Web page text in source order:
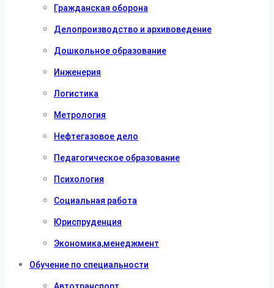
Гражданская оборона
Делопроизводство и архивоведение
Дошкольное образование
Инженерия
Логистика
Метрология
Нефтегазовое дело
Педагогическое образование
Психология
Социальная работа
Юриспруденция
Экономика,менеджмент
Обучение по специальности